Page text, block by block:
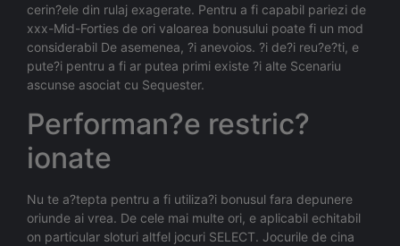
cerin?ele din rulaj exagerate. Pentru a fi capabil pariezi de
xxx-Mid-Forties de ori valoarea bonusului poate fi un mod
considerabil De asemenea, ?i anevoios. ?i de?i reu?e?ti, e
pute?i pentru a fi ar putea primi existe ?i alte Scenariu
ascunse asociat cu Sequester.
Performan?e restric?
ionate
Nu te a?tepta pentru a fi utiliza?i bonusul fara depunere
oriunde ai vrea. De cele mai multe ori, e aplicabil echitabil
on particular sloturi altfel jocuri SELECT. Jocurile de cina